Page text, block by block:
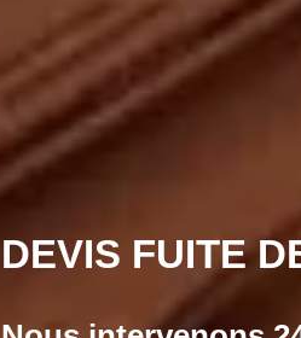
DEVIS FUITE